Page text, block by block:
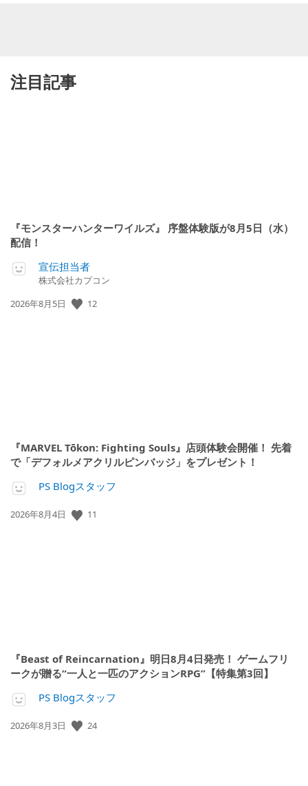
注目記事
『モンスターハンターワイルズ』 序盤体験版が8月5日（水）
配信！
宣伝担当者
株式会社カプコン
公
2026年8月5日 12
『MARVEL Tōkon: Fighting Souls』店頭体験会開催！ 先着
で「デフォルメアクリルピンバッジ」をプレゼント！
PS Blogスタッフ
公
2026年8月4日 11
『Beast of Reincarnation』明日8月4日発売！ ゲームフリ
ークが贈る“一人と一匹のアクションRPG”【特集第3回】
PS Blogスタッフ
公
2026年8月3日 24